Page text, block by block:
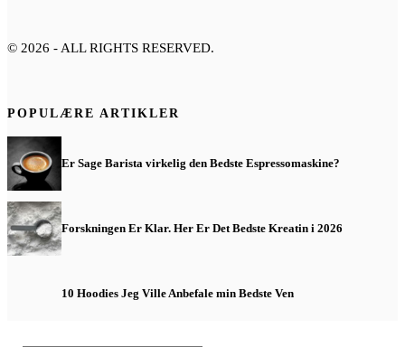
© 2026 - ALL RIGHTS RESERVED.
POPULÆRE ARTIKLER
Er Sage Barista virkelig den Bedste Espressomaskine?
Forskningen Er Klar. Her Er Det Bedste Kreatin i 2026
10 Hoodies Jeg Ville Anbefale min Bedste Ven